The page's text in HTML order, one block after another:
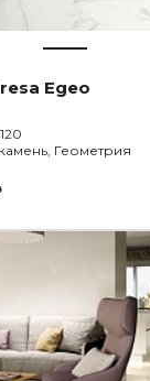
Egeo
Геометрия